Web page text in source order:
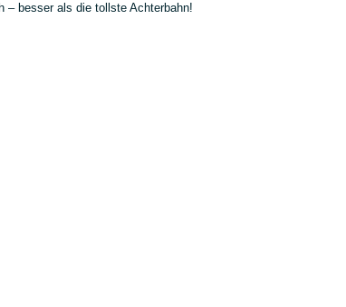
– besser als die tollste Achterbahn!